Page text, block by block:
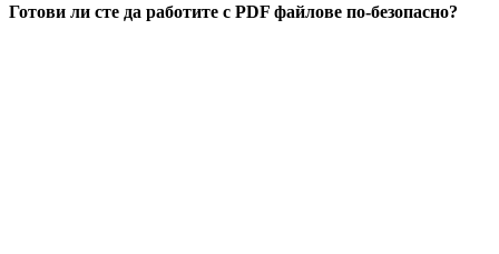
Готови ли сте да работите с PDF файлове по-безопасно?